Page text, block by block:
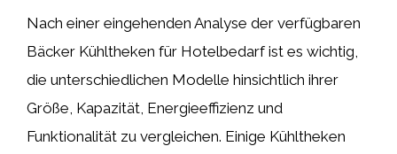
Nach einer eingehenden Analyse der verfügbaren
Bäcker Kühltheken für Hotelbedarf ist es wichtig,
die unterschiedlichen Modelle hinsichtlich ihrer
Größe, Kapazität, Energieeffizienz und
Funktionalität zu vergleichen. Einige Kühltheken